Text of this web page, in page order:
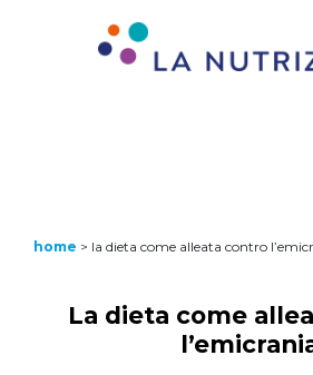
home > la dieta come alleata contro
La dieta come